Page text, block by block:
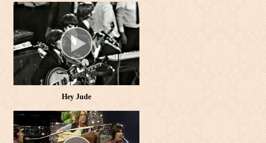
Hey Jude